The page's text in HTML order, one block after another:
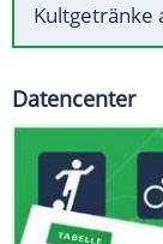
Kultgetränke
Datencenter